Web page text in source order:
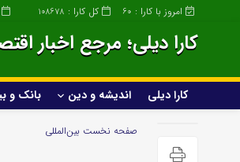
کل کارا : 108678 امروز با کارا : 60
کارا دیلی؛ مرجع اخبار
کارا دیلی اندیشه و دین بانک و
صفحه نخست بین‌المللی